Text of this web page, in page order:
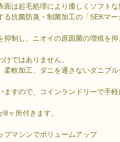
は起毛処理により優しくソフトな
る抗菌防臭・制菌加工の「SEKマー
抑制し、ニオイの原因菌の増殖を
ではありません。
柔軟加工、ダニを通さないダニプ
ますので、コインランドリーで手
ヶ所付きます。
マシンでボリュームアップ